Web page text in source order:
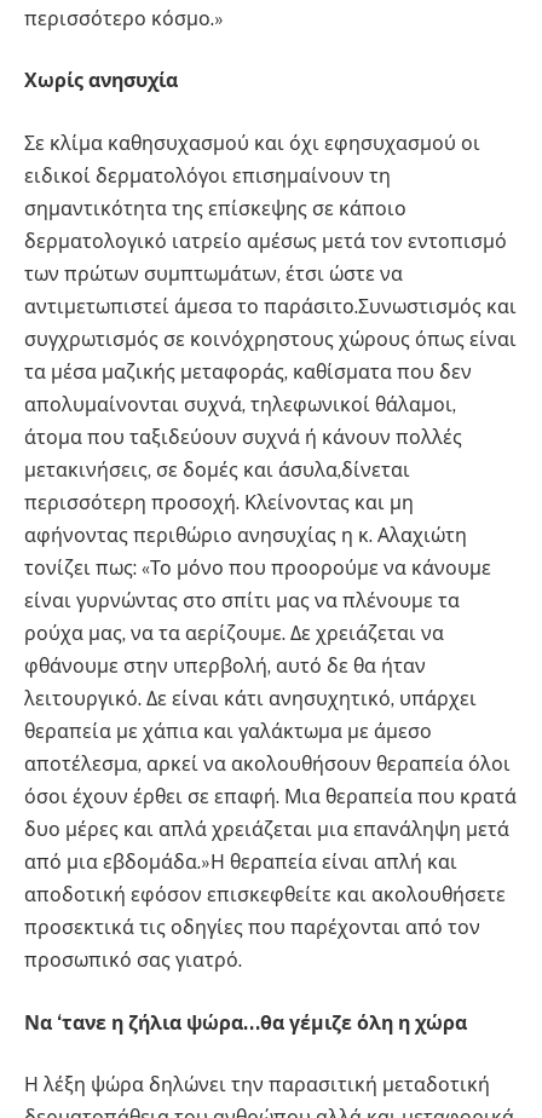
περισσότερο κόσμο.»
Χωρίς ανησυχία
Σε κλίμα καθησυχασμού και όχι εφησυχασμού οι
ειδικοί δερματολόγοι επισημαίνουν τη
σημαντικότητα της επίσκεψης σε κάποιο
δερματολογικό ιατρείο αμέσως μετά τον εντοπισμό
των πρώτων συμπτωμάτων, έτσι ώστε να
αντιμετωπιστεί άμεσα το παράσιτο.Συνωστισμός και
συγχρωτισμός σε κοινόχρηστους χώρους όπως είναι
τα μέσα μαζικής μεταφοράς, καθίσματα που δεν
απολυμαίνονται συχνά, τηλεφωνικοί θάλαμοι,
άτομα που ταξιδεύουν συχνά ή κάνουν πολλές
μετακινήσεις, σε δομές και άσυλα,δίνεται
περισσότερη προσοχή. Κλείνοντας και μη
αφήνοντας περιθώριο ανησυχίας η κ. Αλαχιώτη
τονίζει πως: «Το μόνο που προορούμε να κάνουμε
είναι γυρνώντας στο σπίτι μας να πλένουμε τα
ρούχα μας, να τα αερίζουμε. Δε χρειάζεται να
φθάνουμε στην υπερβολή, αυτό δε θα ήταν
λειτουργικό. Δε είναι κάτι ανησυχητικό, υπάρχει
θεραπεία με χάπια και γαλάκτωμα με άμεσο
αποτέλεσμα, αρκεί να ακολουθήσουν θεραπεία όλοι
όσοι έχουν έρθει σε επαφή. Μια θεραπεία που κρατά
δυο μέρες και απλά χρειάζεται μια επανάληψη μετά
από μια εβδομάδα.»Η θεραπεία είναι απλή και
αποδοτική εφόσον επισκεφθείτε και ακολουθήσετε
προσεκτικά τις οδηγίες που παρέχονται από τον
προσωπικό σας γιατρό.
Να ‘τανε η ζήλια ψώρα…θα γέμιζε όλη η χώρα
Η λέξη ψώρα δηλώνει την παρασιτική μεταδοτική